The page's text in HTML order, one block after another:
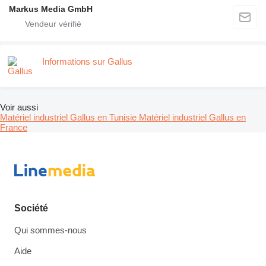
Markus Media GmbH
Informations sur Gallus
Voir aussi
Matériel industriel Gallus en Tunisie Matériel industriel Gallus en
France
Société
Qui sommes-nous
Aide